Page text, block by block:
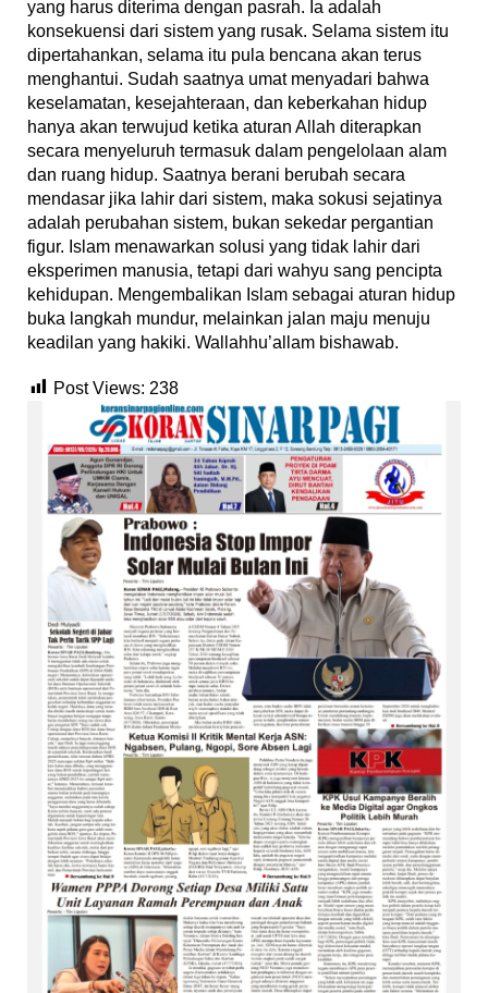
yang harus diterima dengan pasrah. Ia adalah
konsekuensi dari sistem yang rusak. Selama sistem itu
dipertahankan, selama itu pula bencana akan terus
menghantui. Sudah saatnya umat menyadari bahwa
keselamatan, kesejahteraan, dan keberkahan hidup
hanya akan terwujud ketika aturan Allah diterapkan
secara menyeluruh termasuk dalam pengelolaan alam
dan ruang hidup. Saatnya berani berubah secara
mendasar jika lahir dari sistem, maka sokusi sejatinya
adalah perubahan sistem, bukan sekedar pergantian
figur. Islam menawarkan solusi yang tidak lahir dari
eksperimen manusia, tetapi dari wahyu sang pencipta
kehidupan. Mengembalikan Islam sebagai aturan hidup
buka langkah mundur, melainkan jalan maju menuju
keadilan yang hakiki. Wallahhu’allam bishawab.
Post Views: 238